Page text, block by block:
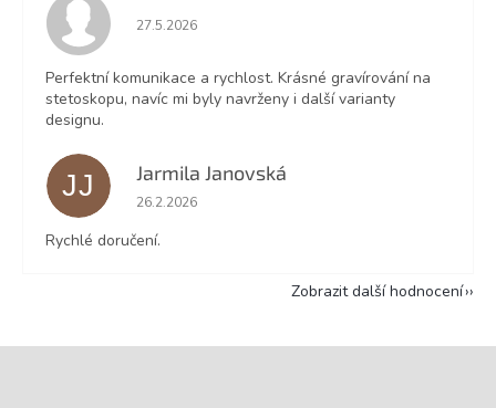
Hodnocení obchodu je 5 z 5 hvězdiček.
27.5.2026
Perfektní komunikace a rychlost. Krásné gravírování na
stetoskopu, navíc mi byly navrženy i další varianty
designu.
JJ Jarmila Janovská
Hodnocení obchodu je 5 z 5 hvězdiček.
26.2.2026
Rychlé doručení.
Zobrazit další hodnocení